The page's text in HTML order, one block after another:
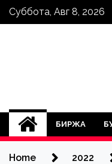
SkipСуббота, Авг 8, 2026
БИРЖА
Home 2022